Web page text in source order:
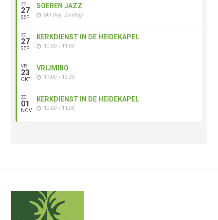
ZO
27
SEP
SOEREN JAZZ
(All Day: Zondag)
ZO
27
SEP
KERKDIENST IN DE HEIDEKAPEL
10:00 - 11:00
VR
23
OKT
VRIJMIBO
17:00 - 19:30
ZO
01
NOV
KERKDIENST IN DE HEIDEKAPEL
10:00 - 11:00